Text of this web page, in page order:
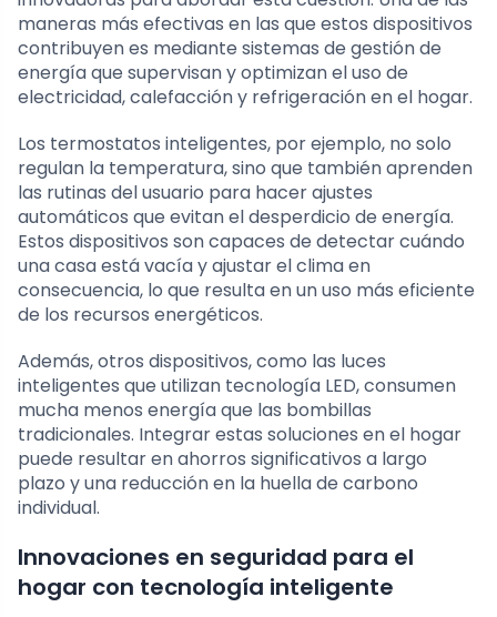
maneras más efectivas en las que estos dispositivos
contribuyen es mediante sistemas de gestión de
energía que supervisan y optimizan el uso de
electricidad, calefacción y refrigeración en el hogar.
Los termostatos inteligentes, por ejemplo, no solo
regulan la temperatura, sino que también aprenden
las rutinas del usuario para hacer ajustes
automáticos que evitan el desperdicio de energía.
Estos dispositivos son capaces de detectar cuándo
una casa está vacía y ajustar el clima en
consecuencia, lo que resulta en un uso más eficiente
de los recursos energéticos.
Además, otros dispositivos, como las luces
inteligentes que utilizan tecnología LED, consumen
mucha menos energía que las bombillas
tradicionales. Integrar estas soluciones en el hogar
puede resultar en ahorros significativos a largo
plazo y una reducción en la huella de carbono
individual.
Innovaciones en seguridad para el
hogar con tecnología inteligente